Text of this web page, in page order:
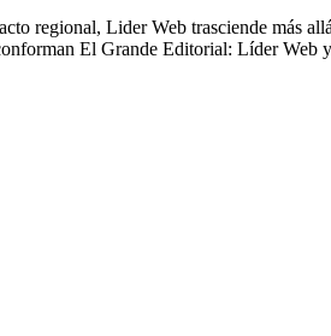
regional, Lider Web trasciende más
El Grande Editorial: Líder Web